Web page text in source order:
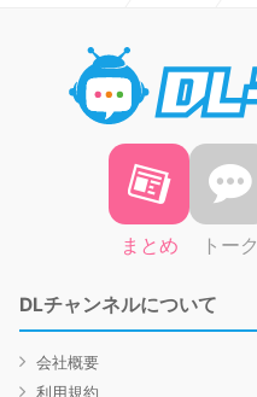
まとめ トーク
DLチャンネルについて
会社概要
利用規約